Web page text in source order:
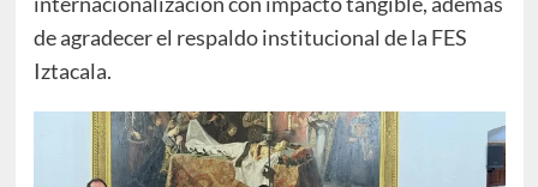
de agradecer el respaldo institucional de la FES
Iztacala.